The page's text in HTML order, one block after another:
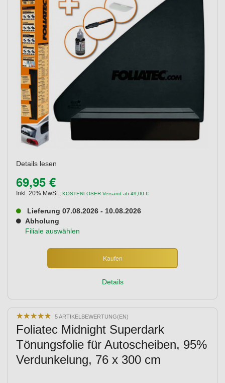
Details lesen
69,95 €
Inkl. 20% MwSt., KOSTENLOSER Versand ab 49,00 €
Lieferung 07.08.2026 - 10.08.2026
Abholung
Filiale auswählen
Kaufen
Details
★★★★★
★★★★★ 5 ARTIKELBEWERTUNG(EN)
Foliatec Midnight Superdark
Tönungsfolie für Autoscheiben, 95%
Verdunkelung, 76 x 300 cm